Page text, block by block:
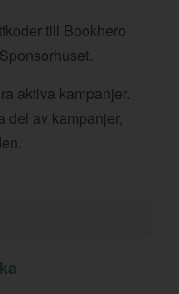
till Bookhero
aktiva kampanjer.
del av kampanjer,